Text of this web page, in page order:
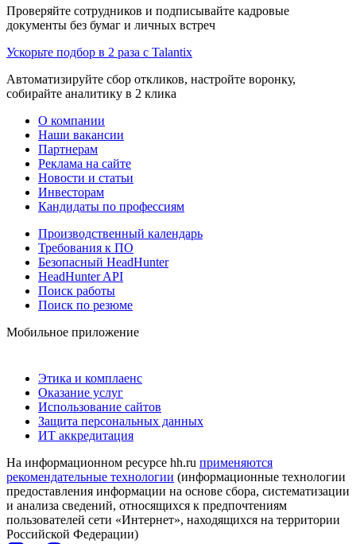
Проверяйте сотрудников и подписывайте кадровые
документы без бумаг и личных встреч
Ускорьте подбор в 2 раза с Talantix
Автоматизируйте сбор откликов, настройте воронку,
собирайте аналитику в 2 клика
О компании
Наши вакансии
Партнерам
Реклама на сайте
Новости и статьи
Инвесторам
Кандидаты по профессиям
Производственный календарь
Требования к ПО
Безопасный HeadHunter
HeadHunter API
Поиск работы
Поиск по резюме
Мобильное приложение
Этика и комплаенс
Оказание услуг
Использование сайтов
Защита персональных данных
ИТ аккредитация
На информационном ресурсе hh.ru применяются
рекомендательные технологии (информационные технологии
предоставления информации на основе сбора, систематизации
и анализа сведений, относящихся к предпочтениям
пользователей сети «Интернет», находящихся на территории
Российской Федерации)